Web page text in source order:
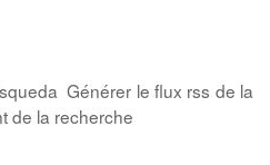
Générer le flux rss de la
de la recherche